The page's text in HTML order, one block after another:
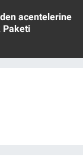
acentelerine
Paketi